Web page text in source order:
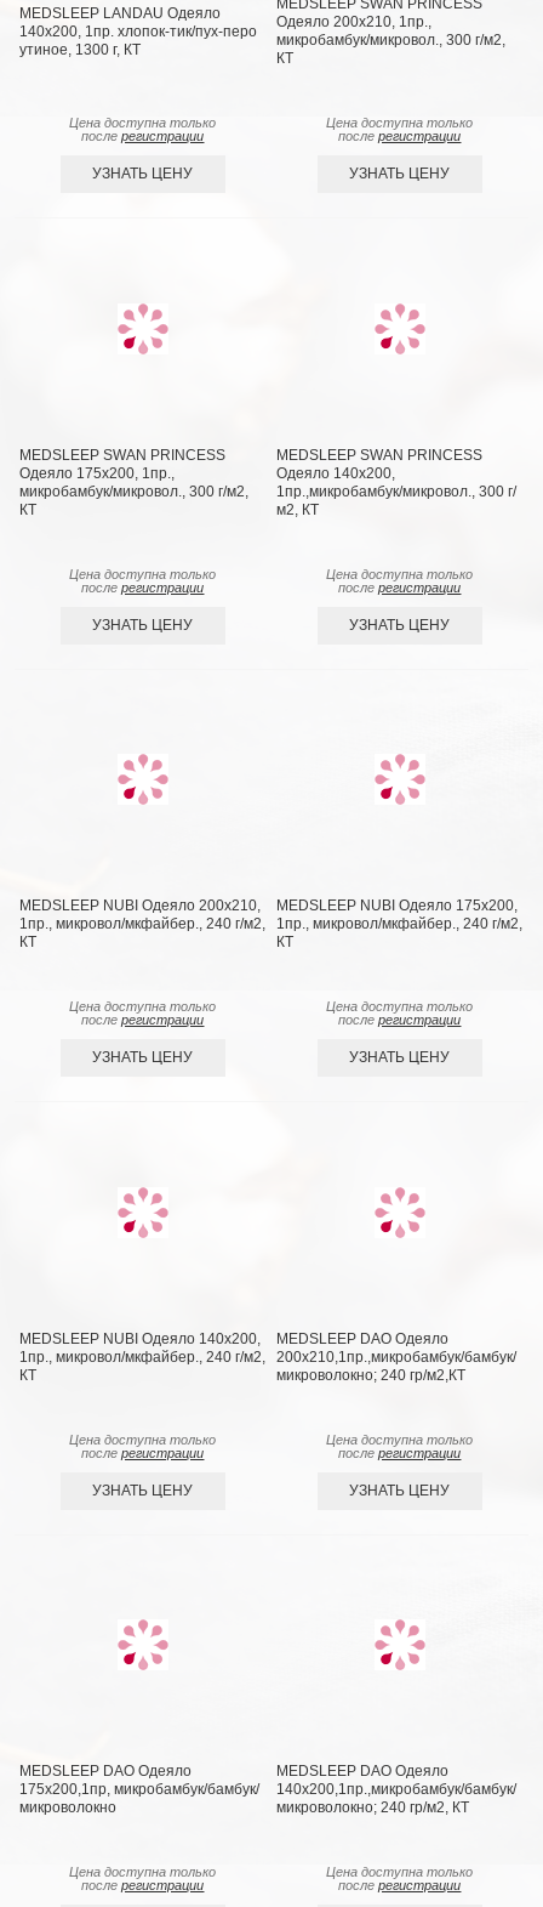
MEDSLEEP LANDAU Одеяло
140х200, 1пр. хлопок-тик/пух-перо
утиное, 1300 г, КТ
Цена доступна только
послерегистрации
УЗНАТЬ ЦЕНУ
MEDSLEEP SWAN PRINCESS
Одеяло 200х210, 1пр.,
микробамбук/микровол., 300 г/м2,
КТ
Цена доступна только
послерегистрации
УЗНАТЬ ЦЕНУ
MEDSLEEP SWAN PRINCESS
Одеяло 175х200, 1пр.,
микробамбук/микровол., 300 г/м2,
КТ
Цена доступна только
послерегистрации
УЗНАТЬ ЦЕНУ
MEDSLEEP SWAN PRINCESS
Одеяло 140х200,
1пр.,микробамбук/микровол., 300 г/
м2, КТ
Цена доступна только
послерегистрации
УЗНАТЬ ЦЕНУ
MEDSLEEP NUBI Одеяло 200х210,
1пр., микровол/мкфайбер., 240 г/м2,
КТ
Цена доступна только
послерегистрации
УЗНАТЬ ЦЕНУ
MEDSLEEP NUBI Одеяло 175х200,
1пр., микровол/мкфайбер., 240 г/м2,
КТ
Цена доступна только
послерегистрации
УЗНАТЬ ЦЕНУ
MEDSLEEP NUBI Одеяло 140х200,
1пр., микровол/мкфайбер., 240 г/м2,
КТ
Цена доступна только
послерегистрации
УЗНАТЬ ЦЕНУ
MEDSLEEP DAO Одеяло
200х210,1пр.,микробамбук/бамбук/
микроволокно; 240 гр/м2,КТ
Цена доступна только
послерегистрации
УЗНАТЬ ЦЕНУ
MEDSLEEP DAO Одеяло
175х200,1пр, микробамбук/бамбук/
микроволокно
Цена доступна только
послерегистрации
MEDSLEEP DAO Одеяло
140х200,1пр.,микробамбук/бамбук/
микроволокно; 240 гр/м2, КТ
Цена доступна только
послерегистрации